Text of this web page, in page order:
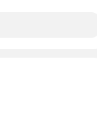
ง